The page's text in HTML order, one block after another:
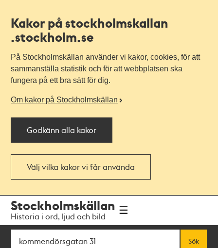
Kakor på stockholmskallan
.stockholm.se
På Stockholmskällan använder vi kakor, cookies, för att
sammanställa statistik och för att webbplatsen ska
fungera på ett bra sätt för dig.
Om kakor på Stockholmskällan
Godkänn alla kakor
Välj vilka kakor vi får använda
navigationen
huvudinnehållet
Stockholmskällan
Historia i ord, ljud och bild
Sök
Sök